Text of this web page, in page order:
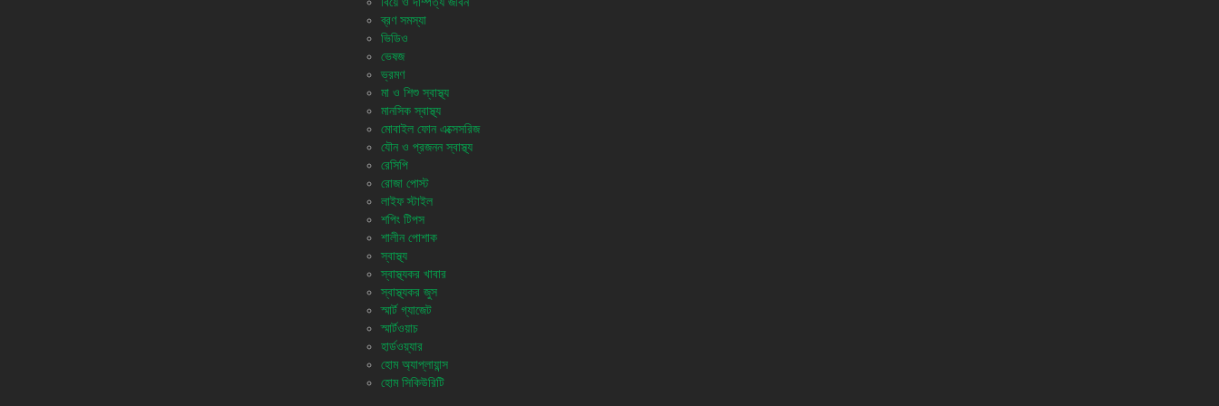
ব্রণ সমস্যা
ভিডিও
ভেষজ
ভ্রমণ
মা ও শিশু স্বাস্থ্য
মানসিক স্বাস্থ্য
মোবাইল ফোন এক্সেসরিজ
যৌন ও প্রজনন স্বাস্থ্য
রেসিপি
রোজা পোস্ট
লাইফ স্টাইল
শপিং টিপস
শালীন পোশাক
স্বাস্থ্য
স্বাস্থ্যকর খাবার
স্বাস্থ্যকর জুস
স্মার্ট গ্যাজেট
স্মার্টওয়াচ
হার্ডওয়্যার
হোম অ্যাপ্লায়ান্স
হোম সিকিউরিটি